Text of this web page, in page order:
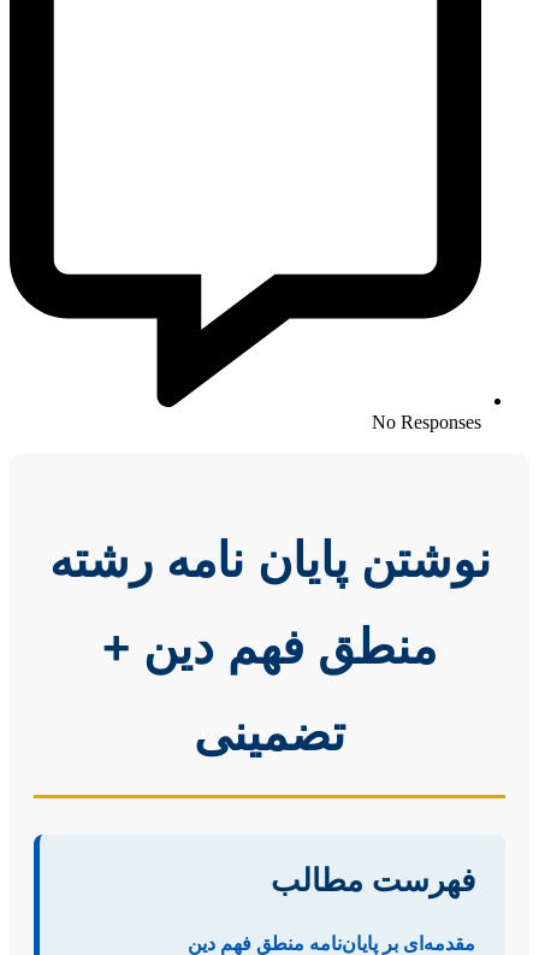
No Responses
نوشتن پایان نامه رشته
منطق فهم دین +
تضمینی
فهرست مطالب
مقدمه‌ای بر پایان‌نامه منطق فهم دین